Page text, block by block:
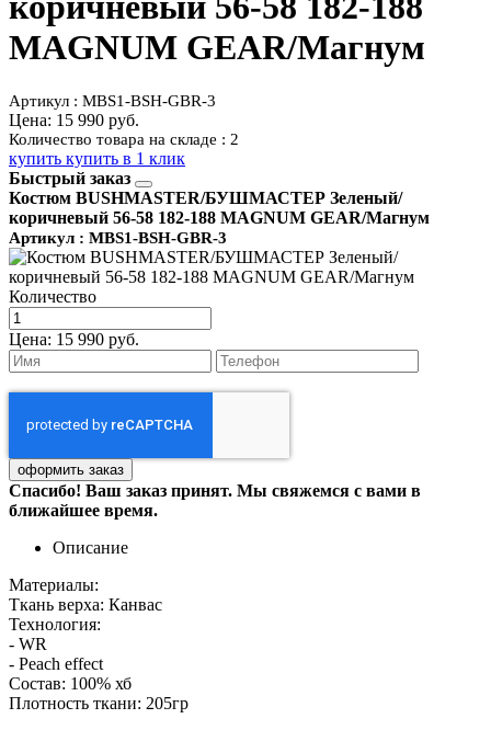
MAGNUM GEAR/Магнум
Артикул : MBS1-BSH-GBR-3
Цена: 15 990 руб.
Количество товара на складе : 2
купить купить в 1 клик
Быстрый заказ
Костюм BUSHMASTER/БУШМАСТЕР Зеленый/
коричневый 56-58 182-188 MAGNUM GEAR/Магнум
Артикул : MBS1-BSH-GBR-3
Количество
Цена: 15 990 руб.
Спасибо! Ваш заказ принят. Мы свяжемся с вами в
ближайшее время.
Описание
Материалы:
Ткань верха: Канвас
Технология:
- WR
- Peach effect
Состав: 100% хб
Плотность ткани: 205гр